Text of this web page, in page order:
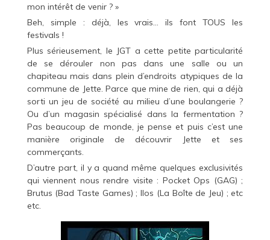
mon intérêt de venir ? »
Beh, simple : déjà, les vrais… ils font TOUS les
festivals !
Plus sérieusement, le JGT a cette petite particularité
de se dérouler non pas dans une salle ou un
chapiteau mais dans plein d’endroits atypiques de la
commune de Jette. Parce que mine de rien, qui a déjà
sorti un jeu de société au milieu d’une boulangerie ?
Ou d’un magasin spécialisé dans la fermentation ?
Pas beaucoup de monde, je pense et puis c’est une
manière originale de découvrir Jette et ses
commerçants.
D’autre part, il y a quand même quelques exclusivités
qui viennent nous rendre visite : Pocket Ops (GAG) ;
Brutus (Bad Taste Games) ; Ilos (La Boîte de Jeu) ; etc
etc.